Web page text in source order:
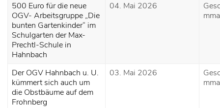
500 Euro für die neue
OGV- Arbeitsgruppe „Die
bunten Gartenkinder“ im
Schulgarten der Max-
Prechtl-Schule in
Hahnbach
04. Mai 2026
mma
Der OGV Hahnbach u. U.
kümmert sich auch um
die Obstbäume auf dem
Frohnberg
03. Mai 2026
mma